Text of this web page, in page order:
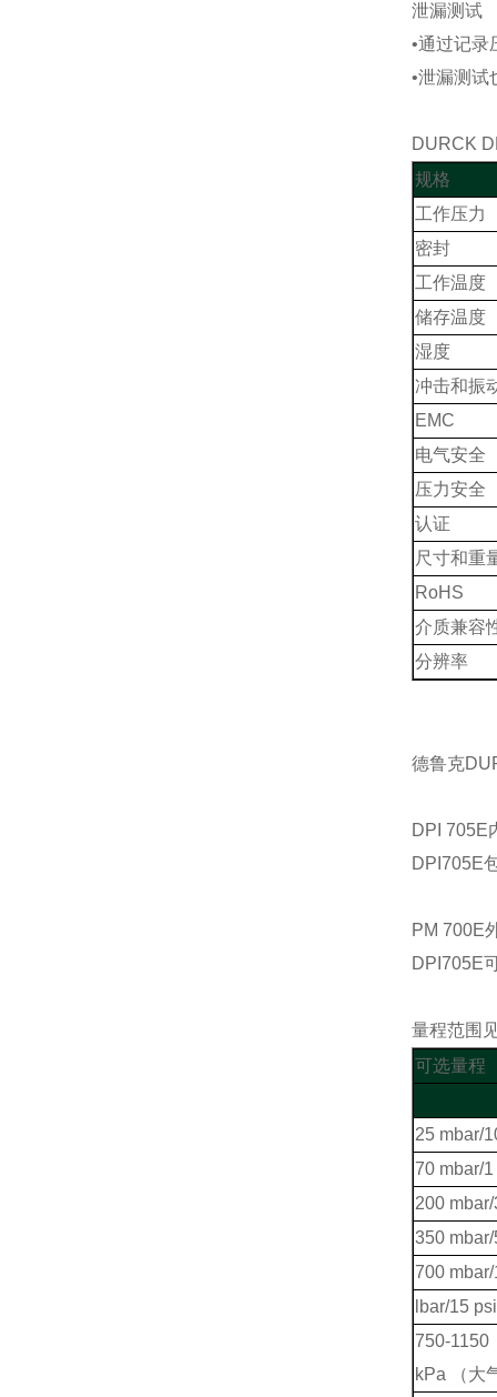
泄漏测试
•通过记录
•泄漏测试
DURCK
规格
工作压力
密封
工作温度
储存温度
湿度
冲击和振
EMC
电气安全
压力安全
认证
尺寸和重
RoHS
介质兼容
分辨率
德鲁克
DPI 705E
DPI705E
PM 700E
DPI705E
量程范围
可选量程
25 mbar/
70 mbar/
200
350
700
lbar/15
750-1150
kPa （大